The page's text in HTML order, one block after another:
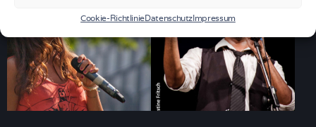
Cookie-RichtlinieDatenschutzImpressum